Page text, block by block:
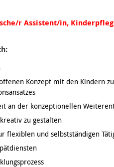
r Assistent/in,
Konzept mit den Kindern
an der konzeptionellen
zu gestalten
flexiblen und selbstständigen